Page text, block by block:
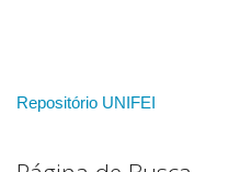
Repositório UNIFEI